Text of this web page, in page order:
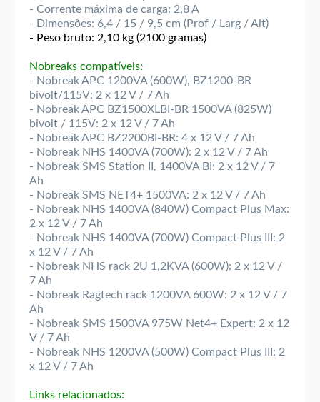
- Corrente máxima de carga: 2,8 A
- Dimensões: 6,4 / 15 / 9,5 cm (Prof / Larg / Alt)
- Peso bruto: 2,10 kg (2100 gramas)
Nobreaks compatíveis:
- Nobreak APC 1200VA (600W), BZ1200-BR
bivolt/115V: 2 x 12 V / 7 Ah
- Nobreak APC BZ1500XLBI-BR 1500VA (825W)
bivolt / 115V: 2 x 12 V / 7 Ah
- Nobreak APC BZ2200BI-BR: 4 x 12 V / 7 Ah
- Nobreak NHS 1400VA (700W): 2 x 12 V / 7 Ah
- Nobreak SMS Station II, 1400VA BI: 2 x 12 V / 7
Ah
- Nobreak SMS NET4+ 1500VA: 2 x 12 V / 7 Ah
- Nobreak NHS 1400VA (840W) Compact Plus Max:
2 x 12 V / 7 Ah
- Nobreak NHS 1400VA (700W) Compact Plus III: 2
x 12 V / 7 Ah
- Nobreak NHS rack 2U 1,2KVA (600W): 2 x 12 V /
7 Ah
- Nobreak Ragtech rack 1200VA 600W: 2 x 12 V / 7
Ah
- Nobreak SMS 1500VA 975W Net4+ Expert: 2 x 12
V / 7 Ah
- Nobreak NHS 1200VA (500W) Compact Plus III: 2
x 12 V / 7 Ah
Links relacionados: